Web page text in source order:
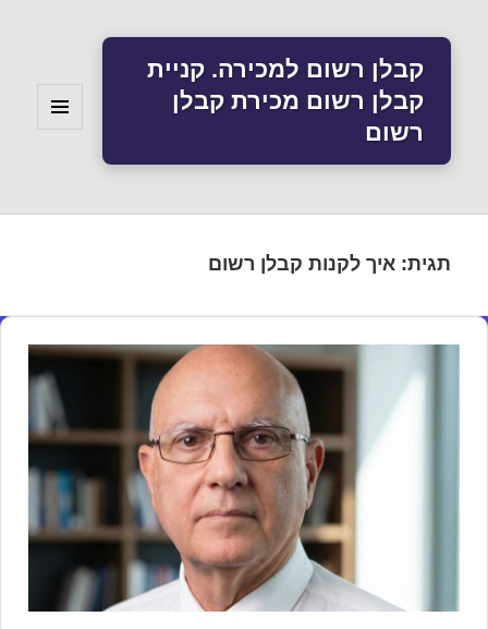
קבלן רשום למכירה. קניית
קבלן רשום מכירת קבלן
רשום
תגית:איך לקנות קבלן רשום